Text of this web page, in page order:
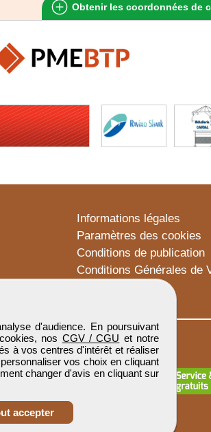
Obtenir les coordonnées de
d'audience. En poursuivant
nos CGV / CGU et notre
à vos centres d'intérêt et réaliser
vos choix en cliquant
changer d'avis en cliquant sur
accepter
Informations légales
Paramètres des cookies
Conditions de publication
Conditions Générales de